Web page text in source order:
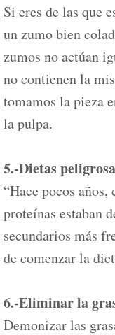
Si eres de las que
un zumo bien
zumos no actúan
no contienen la
tomamos la pieza
la pulpa.
5.-Dietas
“Hace pocos años,
proteínas estaban
secundarios más
de comenzar la
6.-Eliminar la
Demonizar las